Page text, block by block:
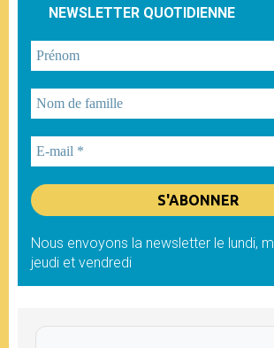
NEWSLETTER QUOTIDIENNE
Nous envoyons la newsletter le lundi,
jeudi et vendredi